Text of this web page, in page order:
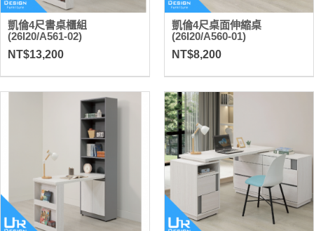
凱倫4尺書桌櫃組
(26I20/A561-02)
NT$13,200
凱倫4尺桌面伸縮桌
(26I20/A560-01)
NT$8,200